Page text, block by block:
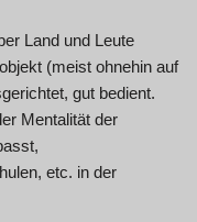
Land und Leute
(meist ohnehin auf
gut bedient.
Mentalität der
etc. in der